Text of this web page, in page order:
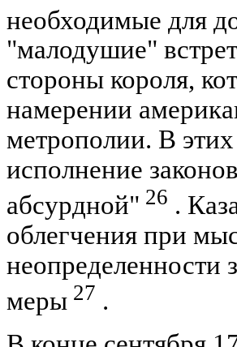
необходимые для
"малодушие"
стороны короля,
намерении
метрополии. В
исполнение
абсурдной" 26 .
облегчения при
неопределенности
меры 27 .